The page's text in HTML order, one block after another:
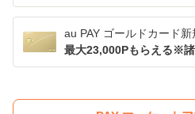
au PAY ゴールドカード
最大23,000Pもらえる※諸